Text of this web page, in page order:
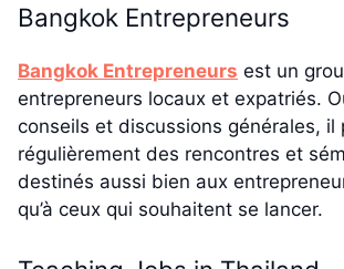
Bangkok Entrepreneurs
Bangkok Entrepreneurs est un
entrepreneurs locaux et expatriés.
conseils et discussions générales, il
régulièrement des rencontres et
destinés aussi bien aux
qu’à ceux qui souhaitent se lancer.